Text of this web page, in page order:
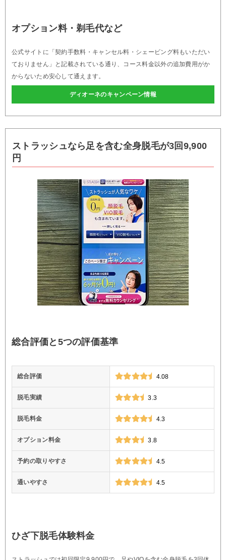
オプション料・剃毛代など
公式サイトに「契約手数料・キャンセル料・シェービング料もいただい
ておりません」と記載されている通り、コース料金以外の追加費用がか
からないため安心して通えます。
ディオーネのキャンペーン情報
ストラッシュなら足を含む全身脱毛が3回9,900
円
総合評価と5つの評価基準
総合評価 4.08
脱毛実績 3.3
脱毛料金 4.3
オプション料金 3.8
予約の取りやすさ 4.5
通いやすさ 4.5
ひざ下脱毛体験料金